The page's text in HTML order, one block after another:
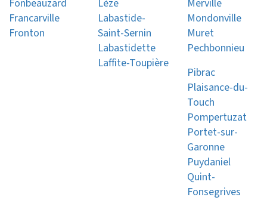
Fonbeauzard
Francarville
Fronton
Lèze
Labastide-
Saint-Sernin
Labastidette
Laffite-Toupière
Merville
Mondonville
Muret
Pechbonnieu
Pibrac
Plaisance-du-
Touch
Pompertuzat
Portet-sur-
Garonne
Puydaniel
Quint-
Fonsegrives